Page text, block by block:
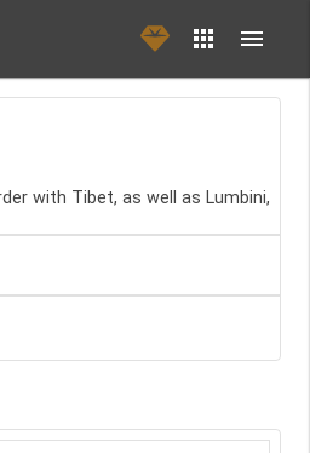
with Tibet, as well as Lumbini,